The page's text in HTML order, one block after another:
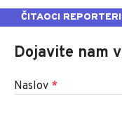
ČITAOCI REPORTERI
Dojavite nam
Naslov *